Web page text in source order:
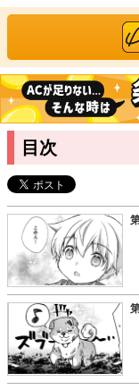
人々を幸せにする超
漫画家・イラストレ
ルトークRPG「アリ
F.E.A.R.）のメイン
ブックの装丁・挿絵
コンチェルト」（全
などを担当。漫画家
４巻／KADOKAWA
す。」（全５巻／ア
御峰。/原作
山形県在住。2022
ポリスファンタジー
題・改稿を経て「便
んぽよん生活」とし
目次
この話を読む